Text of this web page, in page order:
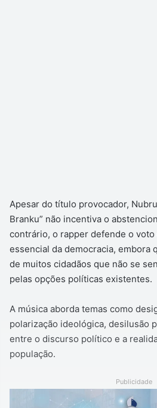
Apesar do título provocador,
Branku” não incentiva o
contrário, o rapper defende o
essencial da democracia, embora
de muitos cidadãos que não se
pelas opções políticas existentes.
A música aborda temas como
polarização ideológica, desilusão
entre o discurso político e a
população.
Publicidade